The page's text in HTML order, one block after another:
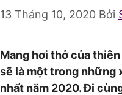
13 Tháng 10, 2020 Bởi
Mang hơi thở của
sẽ là một trong những
nhất năm 2020. Đi